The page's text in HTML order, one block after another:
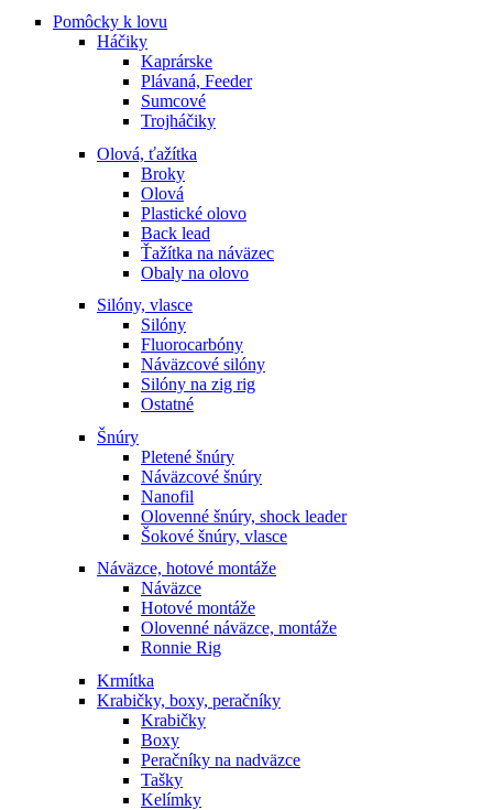
Pomôcky k lovu
Háčiky
Kaprárske
Plávaná, Feeder
Sumcové
Trojháčiky
Olová, ťažítka
Broky
Olová
Plastické olovo
Back lead
Ťažítka na náväzec
Obaly na olovo
Silóny, vlasce
Silóny
Fluorocarbóny
Náväzcové silóny
Silóny na zig rig
Ostatné
Šnúry
Pletené šnúry
Náväzcové šnúry
Nanofil
Olovenné šnúry, shock leader
Šokové šnúry, vlasce
Náväzce, hotové montáže
Náväzce
Hotové montáže
Olovenné náväzce, montáže
Ronnie Rig
Krmítka
Krabičky, boxy, peračníky
Krabičky
Boxy
Peračníky na nadväzce
Tašky
Kelímky